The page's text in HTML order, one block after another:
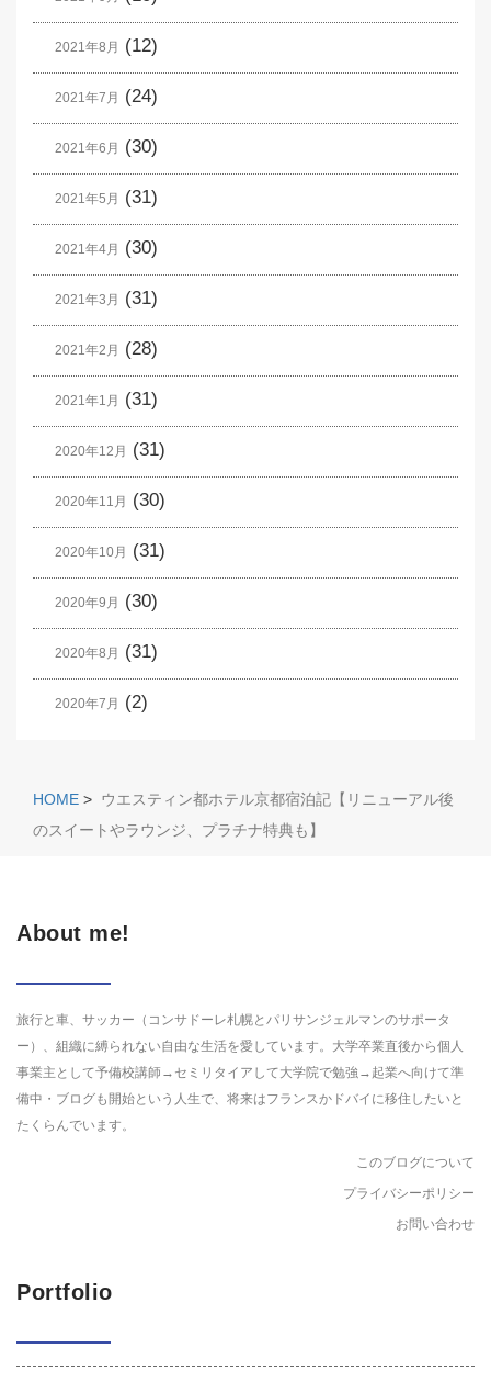
2021年8月 (12)
2021年7月 (24)
2021年6月 (30)
2021年5月 (31)
2021年4月 (30)
2021年3月 (31)
2021年2月 (28)
2021年1月 (31)
2020年12月 (31)
2020年11月 (30)
2020年10月 (31)
2020年9月 (30)
2020年8月 (31)
2020年7月 (2)
HOME > ウエスティン都ホテル京都宿泊記【リニューアル後
のスイートやラウンジ、プラチナ特典も】
About me!
旅行と車、サッカー（コンサドーレ札幌とパリサンジェルマンのサポータ
ー）、組織に縛られない自由な生活を愛しています。大学卒業直後から個人
事業主として予備校講師→セミリタイアして大学院で勉強→起業へ向けて準
備中・ブログも開始という人生で、将来はフランスかドバイに移住したいと
たくらんでいます。
このブログについて
プライバシーポリシー
お問い合わせ
Portfolio